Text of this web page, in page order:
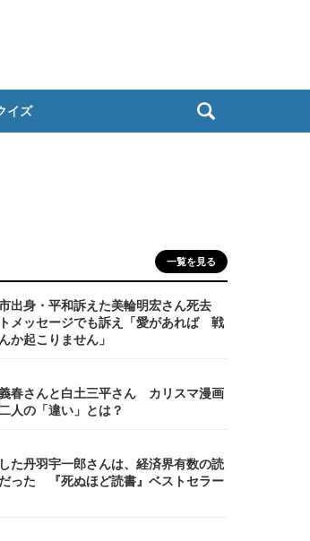
イズ
一覧を見る
出身・平和訴えた美輪明宏さん死去
メッセージでも訴え「愛があれば 戦
か起こりません」
春さんと白土三平さん カリスマ漫画
人の「違い」とは？
た丹羽宇一郎さんは、経済界有数の読
った 『死ぬほど読書』ベストセラー